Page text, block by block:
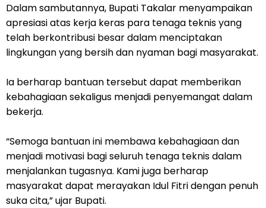
Dalam sambutannya, Bupati Takalar menyampaikan
apresiasi atas kerja keras para tenaga teknis yang
telah berkontribusi besar dalam menciptakan
lingkungan yang bersih dan nyaman bagi masyarakat.
Ia berharap bantuan tersebut dapat memberikan
kebahagiaan sekaligus menjadi penyemangat dalam
bekerja.
“Semoga bantuan ini membawa kebahagiaan dan
menjadi motivasi bagi seluruh tenaga teknis dalam
menjalankan tugasnya. Kami juga berharap
masyarakat dapat merayakan Idul Fitri dengan penuh
suka cita,” ujar Bupati.